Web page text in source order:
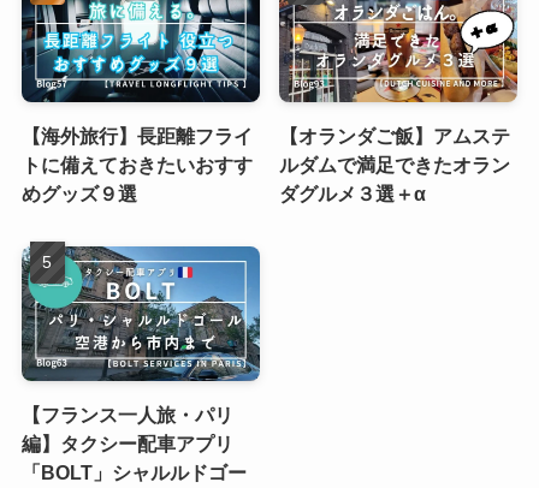
【海外旅行】長距離フライ
トに備えておきたいおすす
めグッズ９選
【オランダご飯】アムステ
ルダムで満足できたオラン
ダグルメ３選＋α
【フランス一人旅・パリ
編】タクシー配車アプリ
「BOLT」シャルルドゴー